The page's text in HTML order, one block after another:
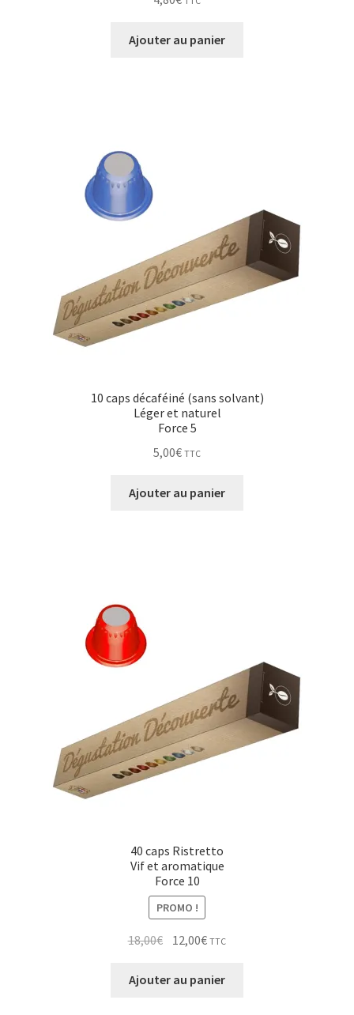
Ajouter au panier
10 caps décaféiné (sans solvant)
Léger et naturel
Force 5
5,00€ TTC
Ajouter au panier
40 caps Ristretto
Vif et aromatique
Force 10
PROMO !
18,00€ Le
initial
12,00€Le
actuel
TTC
Ajouter au panier